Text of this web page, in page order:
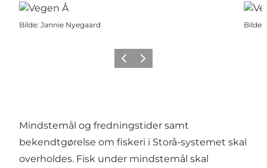
Bilde: Jannie Nyegaard Bilde:
ForrigeNeste
Mindstemål og fredningstider samt
bekendtgørelse om fiskeri i Storå-systemet skal
overholdes. Fisk under mindstemål skal